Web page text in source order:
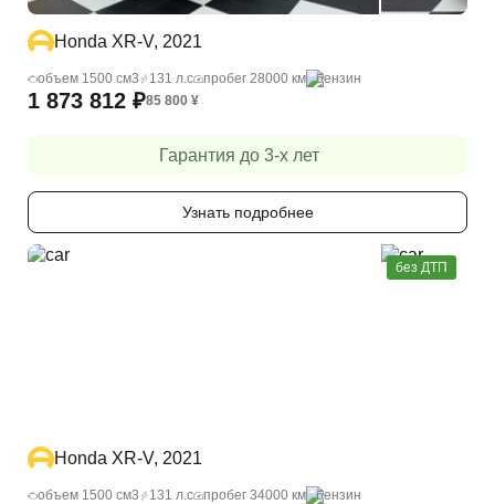
Honda XR-V, 2021
объем 1500 cм3 131 л.с пробег 28000 км бензин
1 873 812 ₽85 800 ¥
Гарантия до 3-х лет
Узнать подробнее
без ДТП
Honda XR-V, 2021
объем 1500 cм3 131 л.с пробег 34000 км бензин